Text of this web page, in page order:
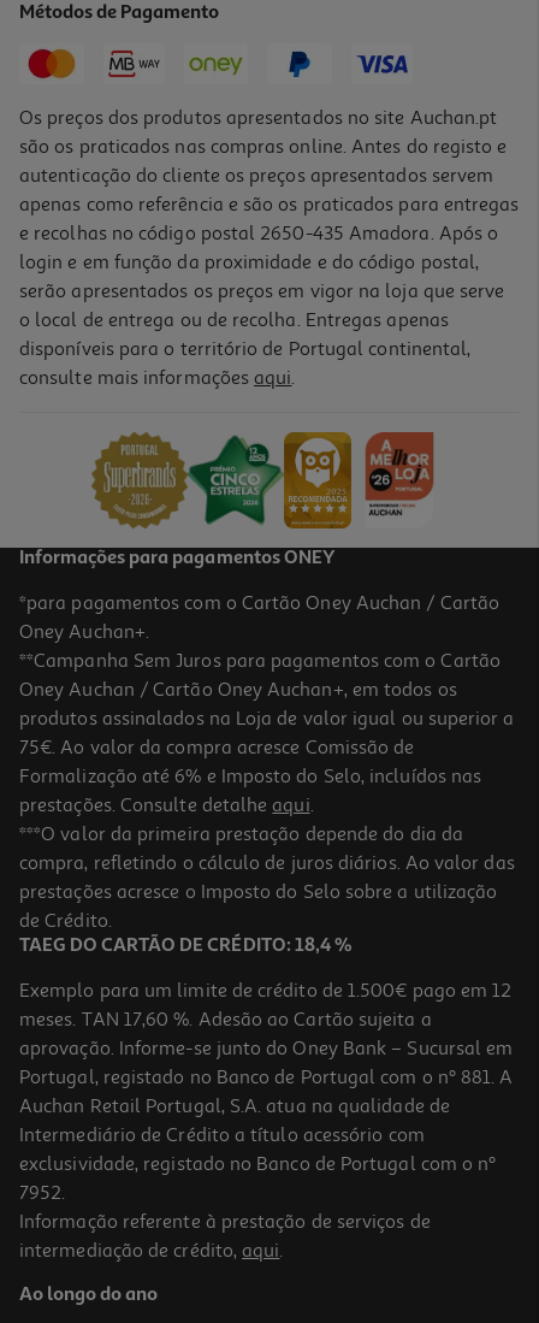
Métodos de Pagamento
Os preços dos produtos apresentados no site Auchan.pt
são os praticados nas compras online. Antes do registo e
autenticação do cliente os preços apresentados servem
apenas como referência e são os praticados para entregas
e recolhas no código postal 2650-435 Amadora. Após o
login e em função da proximidade e do código postal,
serão apresentados os preços em vigor na loja que serve
o local de entrega ou de recolha. Entregas apenas
disponíveis para o território de Portugal continental,
consulte mais informações aqui.
Informações para pagamentos ONEY
*para pagamentos com o Cartão Oney Auchan / Cartão
Oney Auchan+.
**Campanha Sem Juros para pagamentos com o Cartão
Oney Auchan / Cartão Oney Auchan+, em todos os
produtos assinalados na Loja de valor igual ou superior a
75€. Ao valor da compra acresce Comissão de
Formalização até 6% e Imposto do Selo, incluídos nas
prestações. Consulte detalhe aqui.
***O valor da primeira prestação depende do dia da
compra, refletindo o cálculo de juros diários. Ao valor das
prestações acresce o Imposto do Selo sobre a utilização
de Crédito.
TAEG DO CARTÃO DE CRÉDITO: 18,4 %
Exemplo para um limite de crédito de 1.500€ pago em 12
meses. TAN 17,60 %. Adesão ao Cartão sujeita a
aprovação. Informe-se junto do Oney Bank – Sucursal em
Portugal, registado no Banco de Portugal com o nº 881. A
Auchan Retail Portugal, S.A. atua na qualidade de
Intermediário de Crédito a título acessório com
exclusividade, registado no Banco de Portugal com o nº
7952.
Informação referente à prestação de serviços de
intermediação de crédito, aqui.
Ao longo do ano